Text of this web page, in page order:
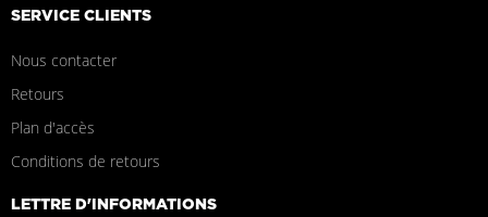
SERVICE CLIENTS
Nous contacter
Retours
Plan d'accès
Conditions de retours
LETTRE D'INFORMATIONS